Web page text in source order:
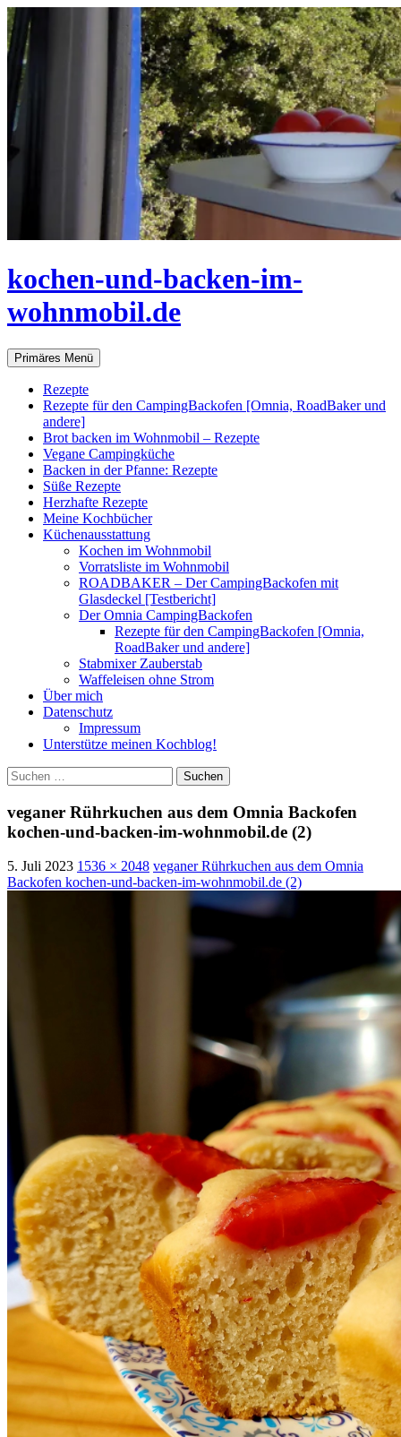
Zum
Inhalt
springen
kochen-und-backen-im-
wohnmobil.de
Suchen
Primäres Menü
Rezepte
Rezepte für den CampingBackofen [Omnia, RoadBaker und
andere]
Brot backen im Wohnmobil – Rezepte
Vegane Campingküche
Backen in der Pfanne: Rezepte
Süße Rezepte
Herzhafte Rezepte
Meine Kochbücher
Küchenausstattung
Kochen im Wohnmobil
Vorratsliste im Wohnmobil
ROADBAKER – Der CampingBackofen mit
Glasdeckel [Testbericht]
Der Omnia CampingBackofen
Rezepte für den CampingBackofen [Omnia,
RoadBaker und andere]
Stabmixer Zauberstab
Waffeleisen ohne Strom
Über mich
Datenschutz
Impressum
Unterstütze meinen Kochblog!
Suchen
nach:
veganer Rührkuchen aus dem Omnia Backofen
kochen-und-backen-im-wohnmobil.de (2)
5. Juli 2023 1536 × 2048 veganer Rührkuchen aus dem Omnia
Backofen kochen-und-backen-im-wohnmobil.de (2)